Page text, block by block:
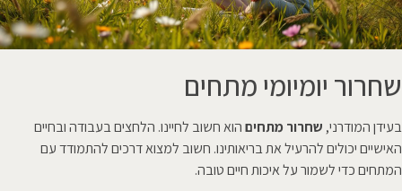
שחרור יומיומי מתחים
בעידן המודרני, שחרור מתחיםהוא חשוב לחיינו. הלחצים בעבודה ובחיים
האישיים יכולים להרעיל את בריאותינו. חשוב למצוא דרכים להתמודד עם
המתחים כדי לשמור על איכות חיים טובה.